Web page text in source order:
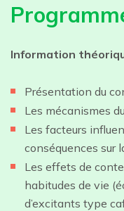
Information
Présentation du
Les mécanismes
Les facteurs
conséquences sur
Les effets de
habitudes de vie
d’excitants type